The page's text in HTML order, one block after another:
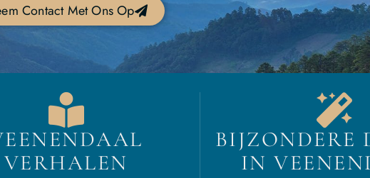
Contact Met Ons Op
VERHALEN
BIJZONDERE
IN